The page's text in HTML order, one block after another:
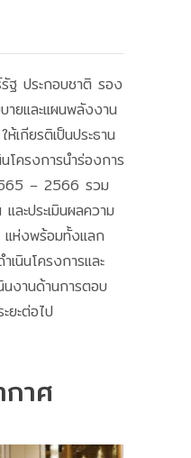
ฐ ประกอบชาติ รอง
ายและแผนพลังงาน
เกียรติเป็นประธาน
โครงการนำร่องการ
– 2566 รวม
ะประเมินผลความ
แห่งพร้อมทั้งแลก
เนินโครงการและ
งานด้านการตอบ
ยะต่อไป
าศ